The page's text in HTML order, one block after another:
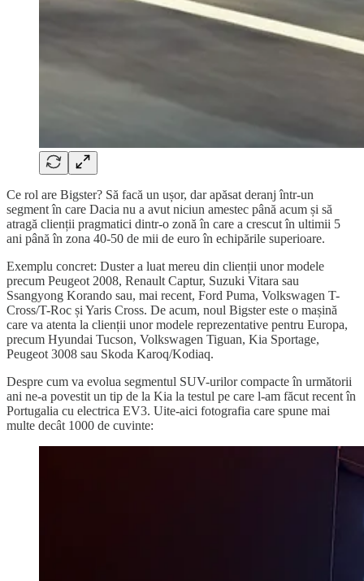
Ce rol are Bigster? Să facă un ușor, dar apăsat deranj într-un
segment în care Dacia nu a avut niciun amestec până acum și să
atragă clienții pragmatici dintr-o zonă în care a crescut în ultimii 5
ani până în zona 40-50 de mii de euro în echipările superioare.
Exemplu concret: Duster a luat mereu din clienții unor modele
precum Peugeot 2008, Renault Captur, Suzuki Vitara sau
Ssangyong Korando sau, mai recent, Ford Puma, Volkswagen T-
Cross/T-Roc și Yaris Cross. De acum, noul Bigster este o mașină
care va atenta la clienții unor modele reprezentative pentru Europa,
precum Hyundai Tucson, Volkswagen Tiguan, Kia Sportage,
Peugeot 3008 sau Skoda Karoq/Kodiaq.
Despre cum va evolua segmentul SUV-urilor compacte în următorii
ani ne-a povestit un tip de la Kia la testul pe care l-am făcut recent în
Portugalia cu electrica EV3. Uite-aici fotografia care spune mai
multe decât 1000 de cuvinte: